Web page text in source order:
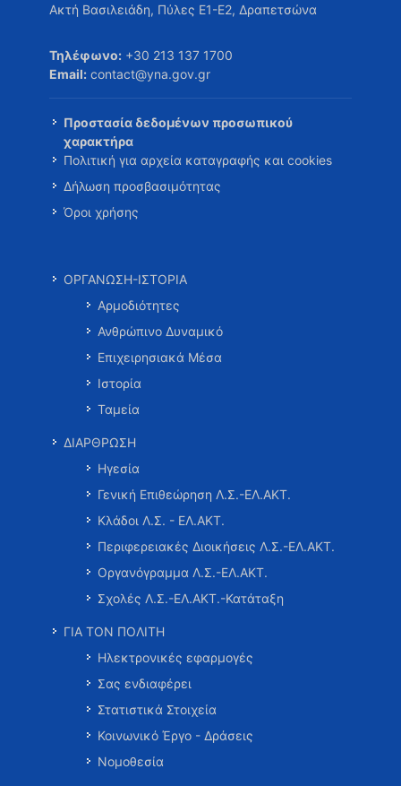
Ακτή Βασιλειάδη, Πύλες Ε1-Ε2, Δραπετσώνα
Τηλέφωνο: +30 213 137 1700
Email: contact@yna.gov.gr
Προστασία δεδομένων προσωπικού
χαρακτήρα
Πολιτική για αρχεία καταγραφής και cookies
Δήλωση προσβασιμότητας
Όροι χρήσης
ΟΡΓΑΝΩΣΗ-ΙΣΤΟΡΙΑ
Αρμοδιότητες
Ανθρώπινο Δυναμικό
Επιχειρησιακά Μέσα
Ιστορία
Ταμεία
ΔΙΑΡΘΡΩΣΗ
Ηγεσία
Γενική Επιθεώρηση Λ.Σ.-ΕΛ.ΑΚΤ.
Κλάδοι Λ.Σ. - ΕΛ.ΑΚΤ.
Περιφερειακές Διοικήσεις Λ.Σ.-ΕΛ.ΑΚΤ.
Οργανόγραμμα Λ.Σ.-ΕΛ.ΑΚΤ.
Σχολές Λ.Σ.-ΕΛ.ΑΚΤ.-Κατάταξη
ΓΙΑ ΤΟΝ ΠΟΛΙΤΗ
Ηλεκτρονικές εφαρμογές
Σας ενδιαφέρει
Στατιστικά Στοιχεία
Κοινωνικό Έργο - Δράσεις
Νομοθεσία